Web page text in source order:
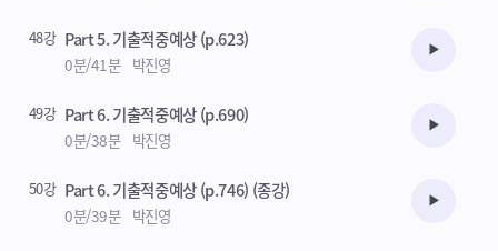
48강 Part 5. 기출적중예상 (p.623)
0분/41분 박진영 수강준비
49강 Part 6. 기출적중예상 (p.690)
0분/38분 박진영 수강준비
50강 Part 6. 기출적중예상 (p.746) (종강)
0분/39분 박진영 수강준비